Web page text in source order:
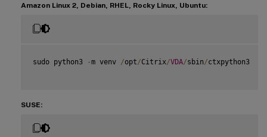
Amazon Linux 2, Debian, RHEL, Rocky Linux, Ubuntu:
sudo python3 -m venv /opt/Citrix/VDA/sbin/ctxpython3
SUSE: